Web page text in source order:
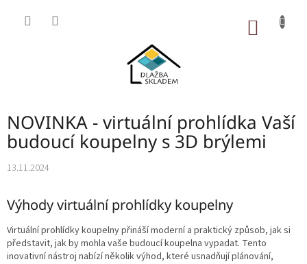
NOVINKA - virtuální prohlídka Vaší
budoucí koupelny s 3D brýlemi
13.11.2024
Výhody virtuální prohlídky koupelny
Virtuální prohlídky koupelny přináší moderní a praktický způsob, jak si
představit, jak by mohla vaše budoucí koupelna vypadat. Tento
inovativní nástroj nabízí několik výhod, které usnadňují plánování,